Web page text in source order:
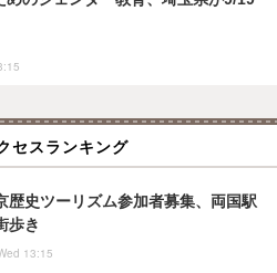
セスランキング
歴史ツーリズム参加者募集、両国駅
歩き
13:15